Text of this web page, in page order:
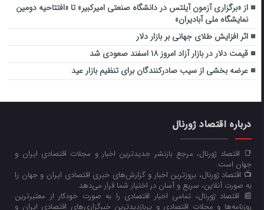
از «برگزاری آزمون آیلتس در دانشگاه صنعتی امیرکبیر» تا «افتتاحیه دومین
نمایشگاه ملی آبادیران»
اثر افزایش طلای جهانی بر بازار دلار
قیمت دلار در بازار آزاد امروز ۱۸ اسفند صعودی شد
عرضه بخشی از سیب صادرکنندگان برای تنظیم بازار عید
درباره اقتصاد ژورنال
📑 اقتصاد ژورنال، مرجع بازنشر جدیدترین اخبار و مجلات اقتصادی ایران و
جهان است.
📺 اقتصاد ژورنال، بروزترین اخبار و گزارش‌های خبری اقتصادی ایران و جهان را
به صورت آنلاین، سریع و آسان در اختیار شما قرار می‌‌دهد.
📰 اقتصاد ژورنال، تمامی اخبار اقتصادی را به صورت خودکار از معتبرترین
روزنامه‌ها و مجلات اقتصادی و پربازدیدترین خبرگزاری‌های اقتصادی ایران و